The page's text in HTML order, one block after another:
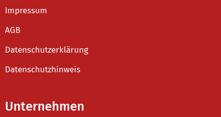
Impressum
AGB
Datenschutzerklärung
Datenschutzhinweis
Unternehmen